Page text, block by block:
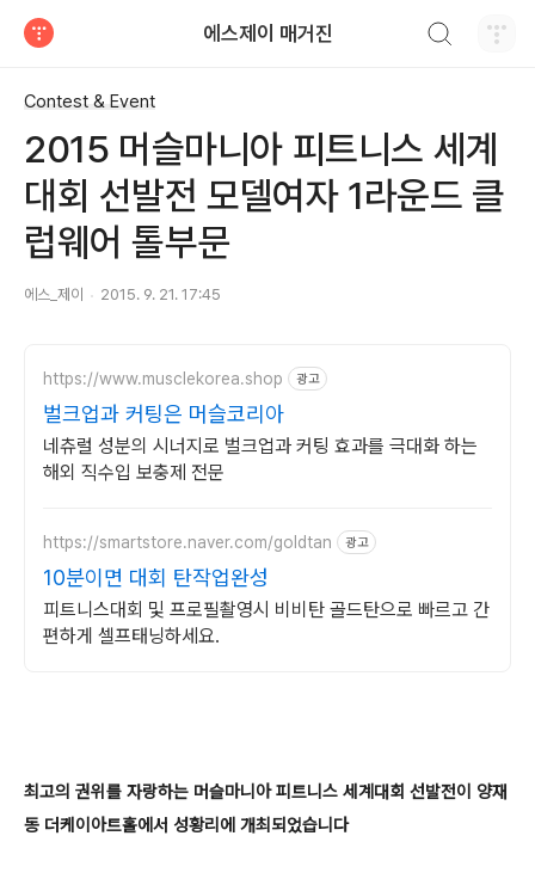
에스제이 매거진
Contest & Event
2015 머슬마니아 피트니스 세계
대회 선발전 모델여자 1라운드 클
럽웨어 톨부문
에스_제이 2015. 9. 21. 17:45
https://www.musclekorea.shop 광고
벌크업과 커팅은 머슬코리아
네츄럴 성분의 시너지로 벌크업과 커팅 효과를 극대화 하는
해외 직수입 보충제 전문
https://smartstore.naver.com/goldtan 광고
10분이면 대회 탄작업완성
피트니스대회 및 프로필촬영시 비비탄 골드탄으로 빠르고 간
편하게 셀프태닝하세요.
최고의 권위를 자랑하는 머슬마니아 피트니스 세계대회 선발전이 양재
동 더케이아트홀에서 성황리에 개최되었습니다